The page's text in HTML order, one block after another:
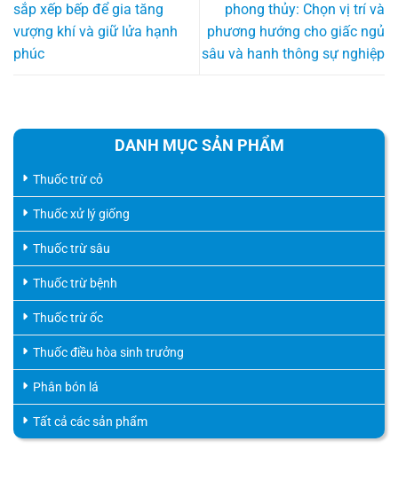
sắp xếp bếp để gia tăng
vượng khí và giữ lửa hạnh
phúc
phong thủy: Chọn vị trí và
phương hướng cho giấc ngủ
sâu và hanh thông sự nghiệp
DANH MỤC SẢN PHẨM
Thuốc trừ cỏ
Thuốc xử lý giống
Thuốc trừ sâu
Thuốc trừ bệnh
Thuốc trừ ốc
Thuốc điều hòa sinh trưởng
Phân bón lá
Tất cả các sản phẩm